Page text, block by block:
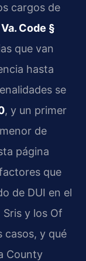
cargos de
Va. Code §
que van
hasta
se
, y un primer
de
página
que
de DUI en el
y los Of
casos, y qué
County